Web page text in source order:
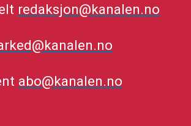
redaksjon@kanalen.no
abo@kanalen.no